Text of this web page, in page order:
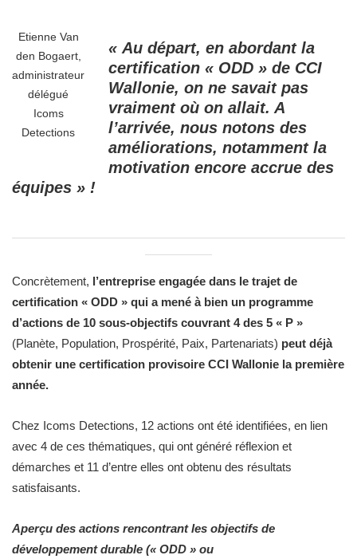
Etienne Van
den Bogaert,
administrateur
délégué
Icoms
Detections
« Au départ, en abordant la
certification « ODD » de CCI
Wallonie, on ne savait pas
vraiment où on allait. A
l’arrivée, nous notons des
améliorations, notamment la
motivation encore accrue des
équipes » !
Concrètement, l’entreprise engagée dans le trajet de
certification « ODD » qui a mené à bien un programme
d’actions de 10 sous-objectifs couvrant 4 des 5 « P »
(Planète, Population, Prospérité, Paix, Partenariats) peut déjà
obtenir une certification provisoire CCI Wallonie la première
année.
Chez Icoms Detections, 12 actions ont été identifiées, en lien
avec 4 de ces thématiques, qui ont généré réflexion et
démarches et 11 d’entre elles ont obtenu des résultats
satisfaisants.
Aperçu des actions rencontrant les objectifs de
développement durable (« ODD » ou